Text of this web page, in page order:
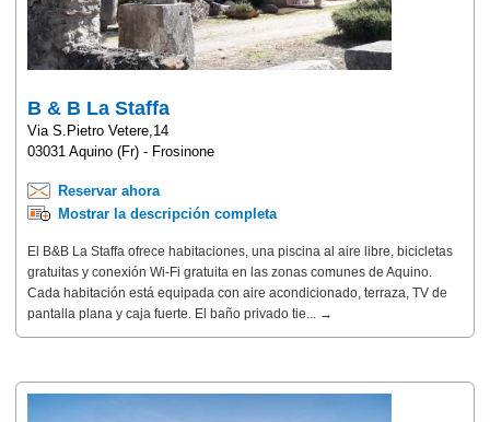
B & B La Staffa
Via S.Pietro Vetere,14
03031 Aquino (Fr) - Frosinone
Reservar ahora
Mostrar la descripción completa
El B&B La Staffa ofrece habitaciones, una piscina al aire libre, bicicletas
gratuitas y conexión Wi-Fi gratuita en las zonas comunes de Aquino.
Cada habitación está equipada con aire acondicionado, terraza, TV de
pantalla plana y caja fuerte. El baño privado tie... →